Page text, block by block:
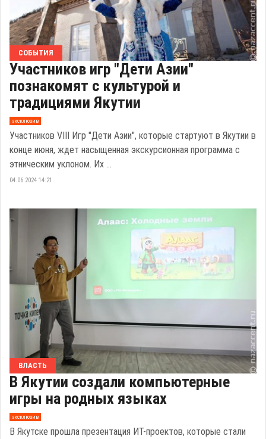
СОБЫТИЯ
Участников игр "Дети Азии"
познакомят с культурой и
традициями Якутии
эксклюзив
Участников VIII Игр "Дети Азии", которые стартуют в Якутии в
конце июня, ждет насыщенная экскурсионная программа с
этническим уклоном. Их ...
04.06.2024 14:21
ВЛАСТЬ
В Якутии создали компьютерные
игры на родных языках
эксклюзив
В Якутске прошла презентация ИТ-проектов, которые стали